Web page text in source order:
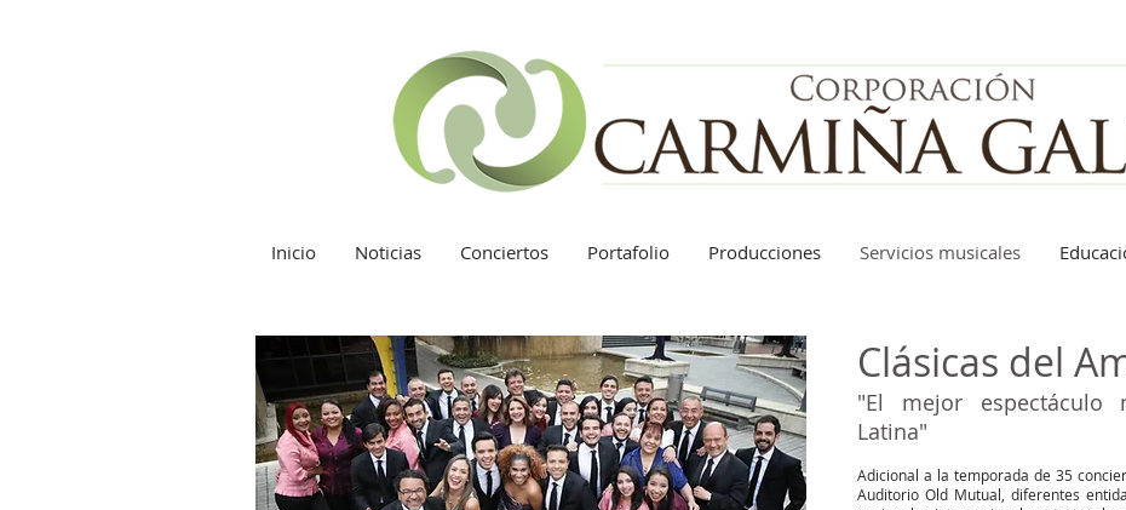
Inicio Noticias Conciertos Portafolio Producciones Servicios musicales
Clásicas del
"El mejor espectáculo
Latina"
Adicional a la temporada de 35
Auditorio Old Mutual, diferentes